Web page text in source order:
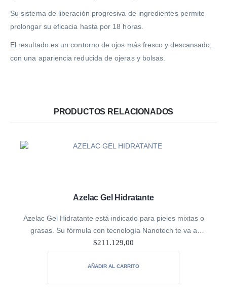
Su sistema de liberación progresiva de ingredientes permite
prolongar su eficacia hasta por 18 horas.
El resultado es un contorno de ojos más fresco y descansado,
con una apariencia reducida de ojeras y bolsas.
PRODUCTOS RELACIONADOS
Azelac Gel Hidratante
Azelac Gel Hidratante está indicado para pieles mixtas o
grasas. Su fórmula con tecnología Nanotech te va a
ayudar a tener resultados más eficaces
$211.129,00
AÑADIR AL CARRITO